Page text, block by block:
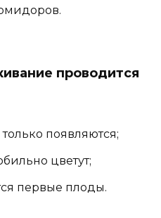
проводится
только появляются;
цветут;
первые плоды.